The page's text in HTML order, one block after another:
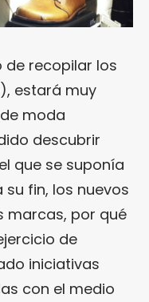
de recopilar los
estará muy
moda
descubrir
que se suponía
fin, los nuevos
marcas, por qué
de
iniciativas
con el medio